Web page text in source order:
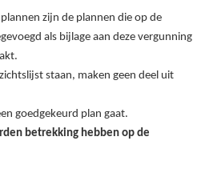
zijn de plannen die op de
als bijlage aan deze vergunning
staan, maken geen deel uit
goedgekeurd plan gaat.
betrekking hebben op de